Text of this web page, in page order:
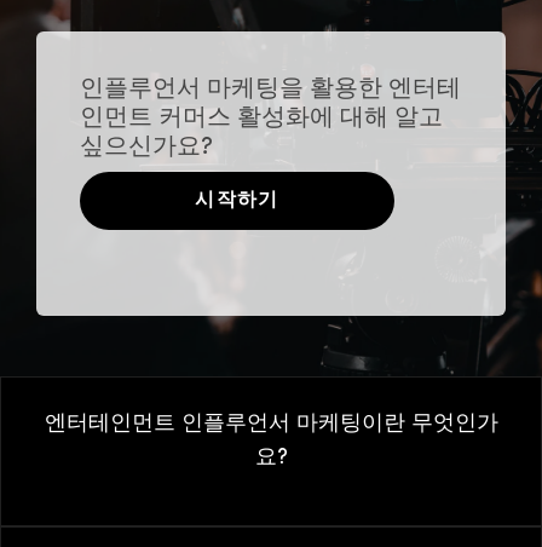
인플루언서 마케팅을 활용한 엔터테
인먼트 커머스 활성화에 대해 알고
싶으신가요?
시작하기
엔터테인먼트 인플루언서 마케팅이란 무엇인가
요?